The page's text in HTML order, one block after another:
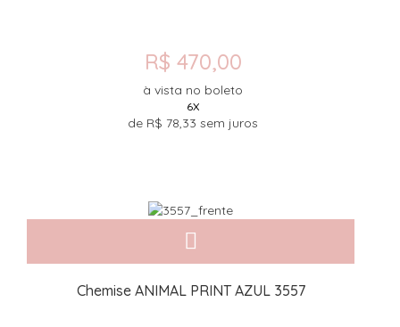
R$ 470,00
à vista no boleto
6X
de R$ 78,33 sem juros
Chemise ANIMAL PRINT AZUL 3557